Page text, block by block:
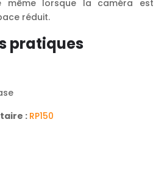
lorsque la caméra est
réduit.
pratiques
: RP150